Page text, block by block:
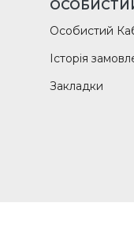
Особистий
Історія
Закладки